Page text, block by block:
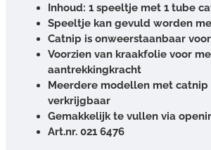
Inhoud: 1 speeltje met 1 tube
Speeltje kan gevuld worden
Catnip is onweerstaanbaar
Voorzien van kraakfolie voor
aantrekkingkracht
Meerdere modellen met
verkrijgbaar
Gemakkelijk te vullen via
Art.nr. 021 6476